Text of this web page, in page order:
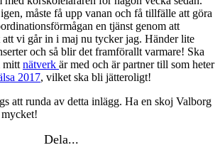
måste få upp vanan och få tillfälle att göra
en tjänst genom att
att vi går in i maj nu tycker jag. Händer lite
och så blir det framförallt varmare! Ska
mitt nätverk är med och är partner till som heter
2017, vilket ska bli jätteroligt!
att runda av detta inlägg. Ha en skoj Valborg
Dela...